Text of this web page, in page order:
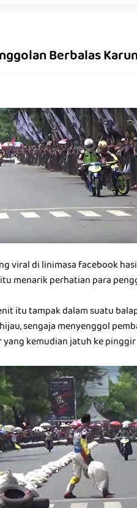
Berbalas
viral di linimasa facebook
menarik perhatian para
itu tampak dalam suatu
sengaja menyenggol
kemudian jatuh ke